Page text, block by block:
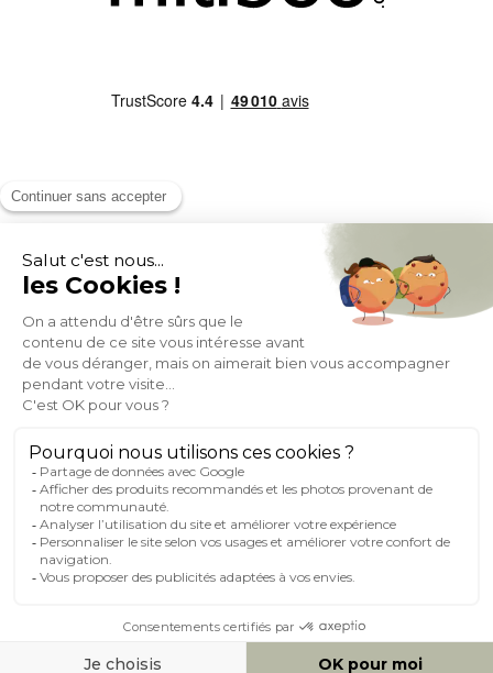
MOYENS DE PAIEMENT
FRANCE
© 2007-2026 Miliboo
Tous droits réservés